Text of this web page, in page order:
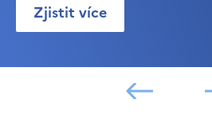
Zjistit více